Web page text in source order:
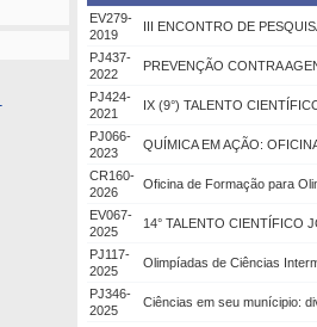
EV279-
2019
III ENCONTRO DE
PJ437-
2022
PREVENÇÃO CONTRA
PJ424-
2021
IX (9°) TALENTO
PJ066-
2023
QUÍMICA EM AÇÃO:
CR160-
2026
Oficina de Formação para
EV067-
2025
14° TALENTO CIENTÍFICO
PJ117-
2025
Olimpíadas de Ciências
PJ346-
2025
Ciências em seu munícipio: